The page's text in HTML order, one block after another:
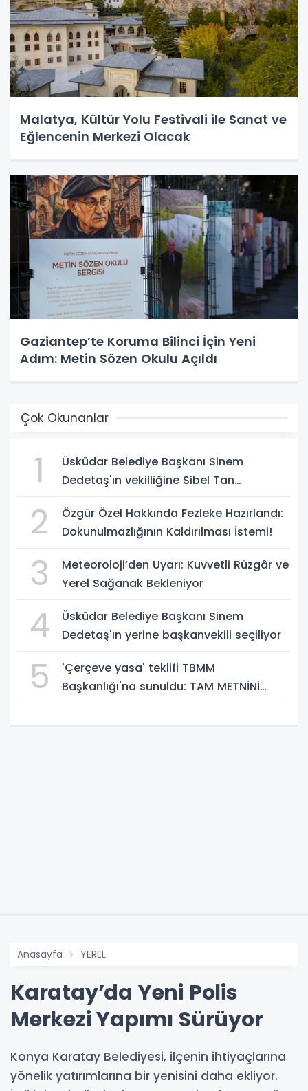
Malatya, Kültür Yolu Festivali ile Sanat ve
Eğlencenin Merkezi Olacak
Gaziantep’te Koruma Bilinci İçin Yeni
Adım: Metin Sözen Okulu Açıldı
Çok Okunanlar
1
Üsküdar Belediye Başkanı Sinem
Dedetaş'ın vekilliğine Sibel Tan
2
Özgür Özel Hakkında Fezleke Hazırlandı:
Dokunulmazlığının Kaldırılması İstemi!
3
Meteoroloji’den Uyarı: Kuvvetli Rüzgâr ve
Yerel Sağanak Bekleniyor
4
Üsküdar Belediye Başkanı Sinem
Dedetaş'ın yerine başkanvekili seçiliyor
5
'Çerçeve yasa' teklifi TBMM
Başkanlığı'na sunuldu: TAM METNİNİ
Anasayfa YEREL
Karatay’da Yeni Polis
Merkezi Yapımı Sürüyor
Konya Karatay Belediyesi, ilçenin ihtiyaçlarına
yönelik yatırımlarına bir yenisini daha ekliyor.